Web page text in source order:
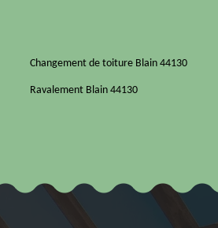
Changement de toiture Blain 44130
Ravalement Blain 44130